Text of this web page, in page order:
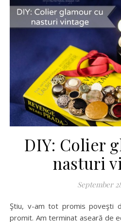
DIY: Colier
nasturi
September
Ştiu, v-am tot promis poveşti din vacanţă, şi o să revin,
promit. Am terminat aseară de